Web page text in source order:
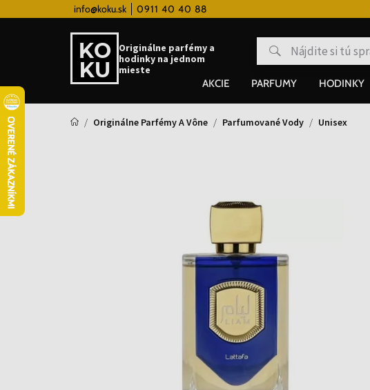
info@koku.sk 0911 40 40 88Vernostný systém
Originálne parfémy a
hodinky na jednom
mieste
AKCIE PARFUMY HODINKY
Originálne Parfémy A Vône Parfumované Vody Unisex